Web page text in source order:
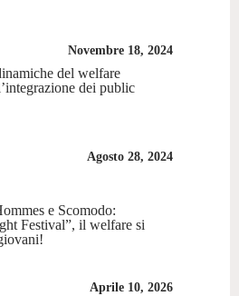
Novembre 18, 2024
del welfare
dei public
Agosto 28, 2024
e Scomodo:
Festival”, il welfare si
Aprile 10, 2026